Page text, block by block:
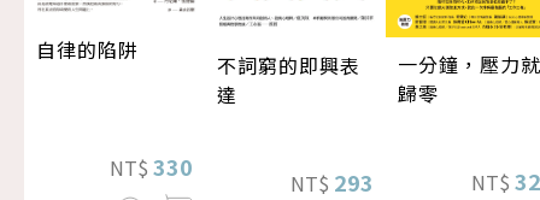
自律的陷阱
NT$ 330
不詞窮的即興表
達
NT$ 293
一分鐘，壓力就
歸零
NT$